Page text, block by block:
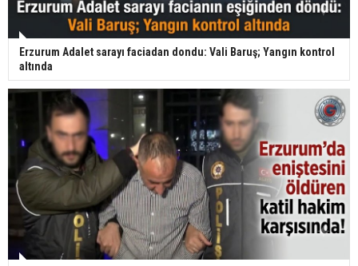
Erzurum Adalet sarayı faciadan dondu: Vali Baruş; Yangın kontrol
altında